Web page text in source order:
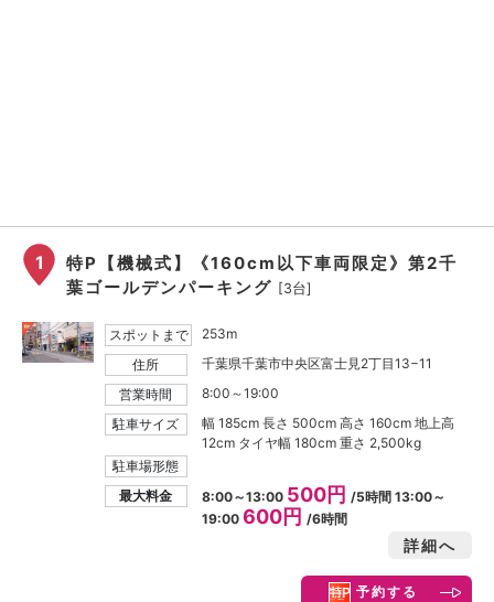
1
特P【機械式】《160cm以下車両限定》第2千
葉ゴールデンパーキング [3台]
スポットまで
253m
住所
千葉県千葉市中央区富士見2丁目13−11
営業時間
8:00～19:00
駐車サイズ
幅 185cm 長さ 500cm 高さ 160cm 地上高
12cm タイヤ幅 180cm 重さ 2,500kg
駐車場形態
最大料金
8:00～13:00 500円/5時間 13:00～
19:00600円/6時間
詳細へ
予約する